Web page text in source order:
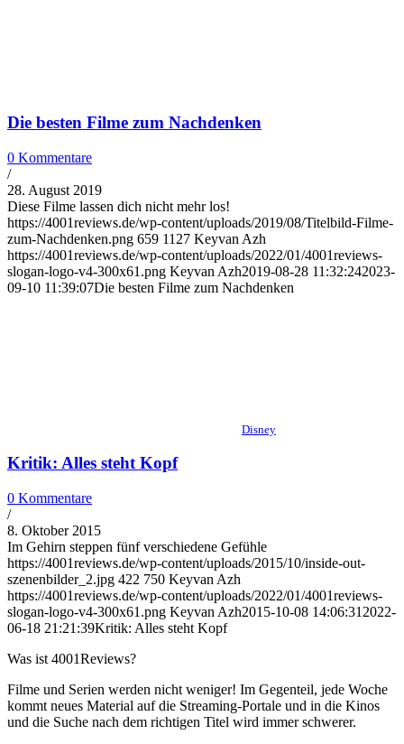
Die besten Filme zum Nachdenken
0 Kommentare
/
28. August 2019
Diese Filme lassen dich nicht mehr los!
https://4001reviews.de/wp-content/uploads/2019/08/Titelbild-Filme-
zum-Nachdenken.png 659 1127 Keyvan Azh
https://4001reviews.de/wp-content/uploads/2022/01/4001reviews-
slogan-logo-v4-300x61.png Keyvan Azh2019-08-28 11:32:242023-
09-10 11:39:07Die besten Filme zum Nachdenken
Disney
Kritik: Alles steht Kopf
0 Kommentare
/
8. Oktober 2015
Im Gehirn steppen fünf verschiedene Gefühle
https://4001reviews.de/wp-content/uploads/2015/10/inside-out-
szenenbilder_2.jpg 422 750 Keyvan Azh
https://4001reviews.de/wp-content/uploads/2022/01/4001reviews-
slogan-logo-v4-300x61.png Keyvan Azh2015-10-08 14:06:31 2022-
06-18 21:21:39Kritik: Alles steht Kopf
Was ist 4001Reviews?
Filme und Serien werden nicht weniger! Im Gegenteil, jede Woche
kommt neues Material auf die Streaming-Portale und in die Kinos
und die Suche nach dem richtigen Titel wird immer schwerer.